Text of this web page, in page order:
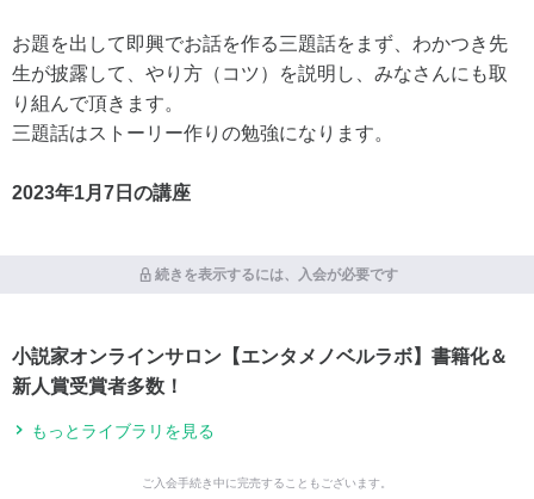
お題を出して即興でお話を作る三題話をまず、わかつき先
生が披露して、やり方（コツ）を説明し、みなさんにも取
り組んで頂きます。
三題話はストーリー作りの勉強になります。
2023年1月7日の講座
続きを表示するには、入会が必要です
小説家オンラインサロン【エンタメノベルラボ】書籍化＆
新人賞受賞者多数！
もっとライブラリを見る
ご入会手続き中に完売することもございます。